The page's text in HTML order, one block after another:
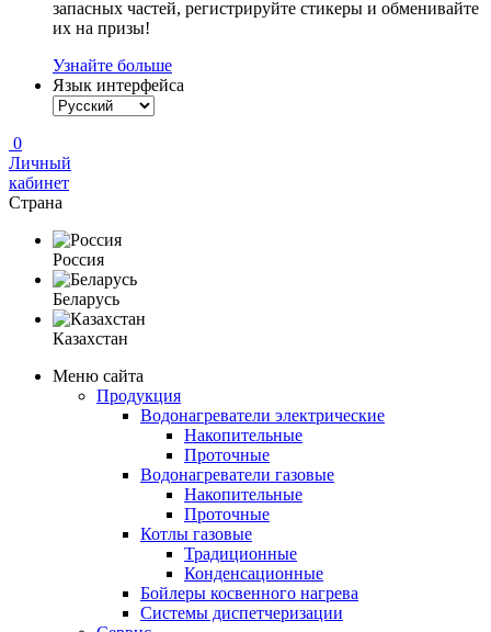
запасных частей, регистрируйте стикеры и обменивайте
их на призы!
Узнайте больше
Язык интерфейса
0
Личный
кабинет
Страна
Россия
Беларусь
Казахстан
Меню сайта
Продукция
Водонагреватели электрические
Накопительные
Проточные
Водонагреватели газовые
Накопительные
Проточные
Котлы газовые
Традиционные
Конденсационные
Бойлеры косвенного нагрева
Системы диспетчеризации